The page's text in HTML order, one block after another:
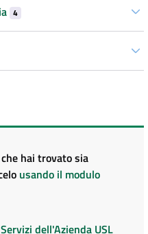
4
hai trovato sia
usando il modulo
dell'Azienda USL